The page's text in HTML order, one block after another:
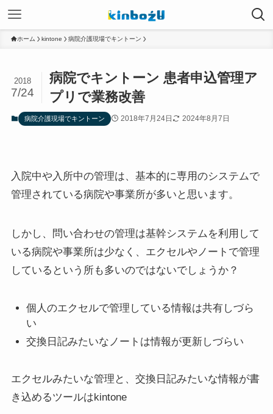
ホーム kintone 病院介護現場でキントーン
病院でキントーン 患者申込管理ア
プリで業務改善
2018
7/24
病院介護現場でキントーン 2018年7月24日 2024年8月7日
入院中や入所中の管理は、基本的に専用のシステムで
管理されている病院や事業所が多いと思います。
しかし、問い合わせの管理は基幹システムを利用して
いる病院や事業所は少なく、エクセルやノートで管理
しているという所も多いのではないでしょうか？
個人のエクセルで管理している情報は共有しづら
い
交換日記みたいなノートは情報が更新しづらい
エクセルみたいな管理と、交換日記みたいな情報が書
き込めるツールはkintone